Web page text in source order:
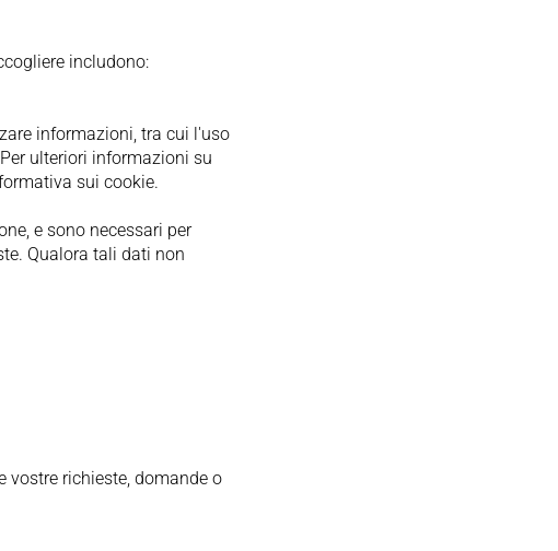
includono:
informazioni, tra cui l'uso
ulteriori informazioni su
sui cookie.
e sono necessari per
Qualora tali dati non
vostre richieste, domande o